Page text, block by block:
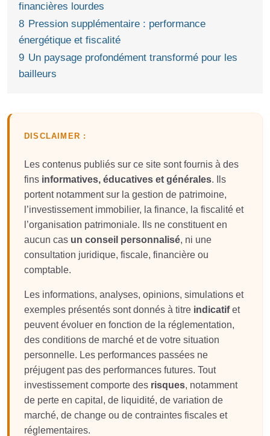
financières lourdes
8 Pression supplémentaire : performance
énergétique et fiscalité
9 Un paysage profondément transformé pour les
bailleurs
DISCLAIMER :
Les contenus publiés sur ce site sont fournis à des
fins informatives, éducatives et générales. Ils
portent notamment sur la gestion de patrimoine,
l’investissement immobilier, la finance, la fiscalité et
l’organisation patrimoniale. Ils ne constituent en
aucun cas un conseil personnalisé, ni une
consultation juridique, fiscale, financière ou
comptable.
Les informations, analyses, opinions, simulations et
exemples présentés sont donnés à titre indicatifet
peuvent évoluer en fonction de la réglementation,
des conditions de marché et de votre situation
personnelle. Les performances passées ne
préjugent pas des performances futures. Tout
investissement comporte des risques, notamment
de perte en capital, de liquidité, de variation de
marché, de change ou de contraintes fiscales et
réglementaires.